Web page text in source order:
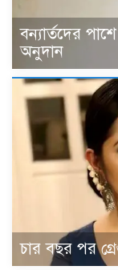
বন্যার্তদের
অনুদান
চার বছর পর